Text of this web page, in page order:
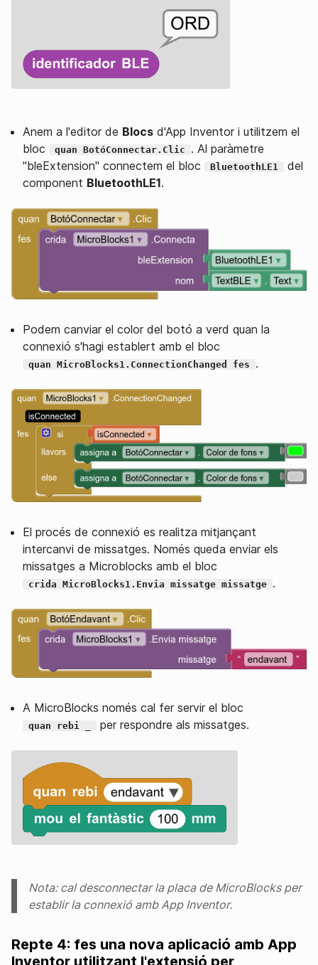
Anem a l'editor de Blocs d'App Inventor i utilitzem el
bloc
quan BotóConnectar.Clic
. Al paràmetre
"bleExtension" connectem el bloc
BluetoothLE1
del
component BluetoothLE1.
Podem canviar el color del botó a verd quan la
connexió s'hagi establert amb el bloc
quan MicroBlocks1.ConnectionChanged fes .
El procés de connexió es realitza mitjançant
intercanvi de missatges. Només queda enviar els
missatges a Microblocks amb el bloc
crida MicroBlocks1.Envia missatge missatge .
A MicroBlocks només cal fer servir el bloc
quan rebi _ per respondre als missatges.
Nota: cal desconnectar la placa de MicroBlocks per
establir la connexió amb App Inventor.
Repte 4: fes una nova aplicació amb App
Inventor utilitzant l'extensió per